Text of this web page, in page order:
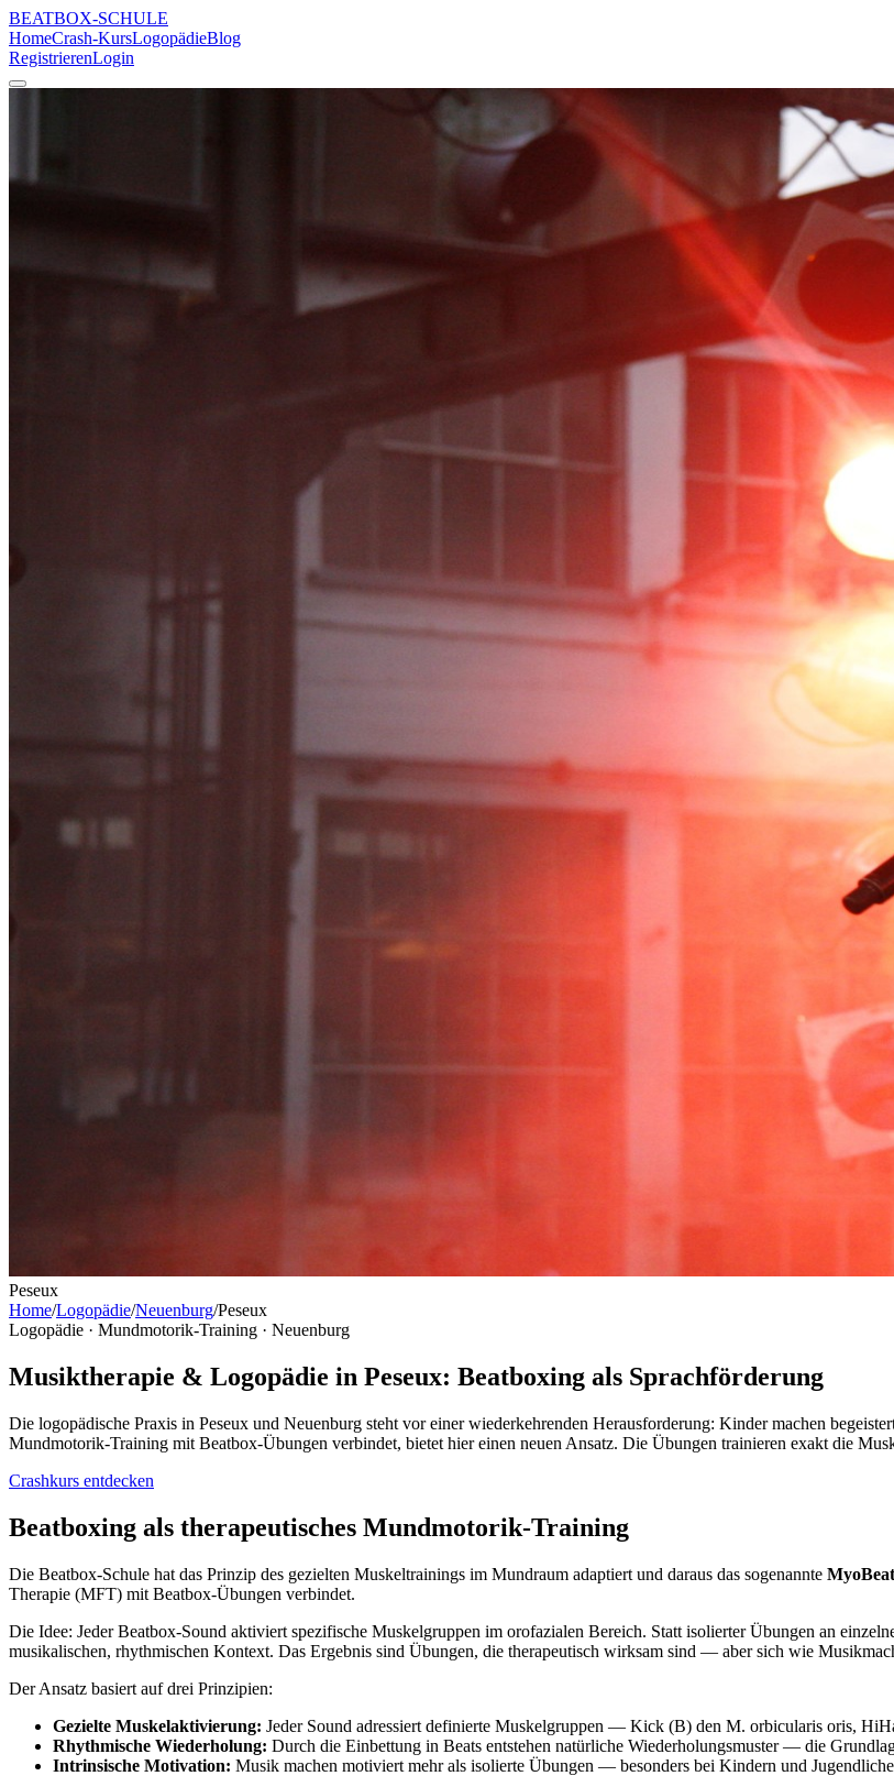
BEATBOX-SCHULE
HomeCrash-KursLogopädieBlog
RegistrierenLogin
Peseux
Home/Logopädie/Neuenburg/Peseux
Logopädie · Mundmotorik-Training · Neuenburg
Musiktherapie & Logopädie in Peseux: Beatboxing als Sprachförderung
Die logopädische Praxis in Peseux und Neuenburg steht vor einer wiederkehrenden Herausforderung: Kinder machen
Mundmotorik-Training mit Beatbox-Übungen verbindet, bietet hier einen neuen Ansatz. Die Übungen trainieren exakt die
Crashkurs entdecken
Beatboxing als therapeutisches Mundmotorik-Training
Die Beatbox-Schule hat das Prinzip des gezielten Muskeltrainings im Mundraum adaptiert und daraus das sogenannte
Therapie (MFT) mit Beatbox-Übungen verbindet.
Die Idee: Jeder Beatbox-Sound aktiviert spezifische Muskelgruppen im orofazialen Bereich. Statt isolierter Übungen an
musikalischen, rhythmischen Kontext. Das Ergebnis sind Übungen, die therapeutisch wirksam sind — aber sich wie
Der Ansatz basiert auf drei Prinzipien:
Gezielte Muskelaktivierung: Jeder Sound adressiert definierte Muskelgruppen — Kick (B) den M. orbicularis oris,
Rhythmische Wiederholung: Durch die Einbettung in Beats entstehen natürliche Wiederholungsmuster — die
Intrinsische Motivation: Musik machen motiviert mehr als isolierte Übungen — besonders bei Kindern und